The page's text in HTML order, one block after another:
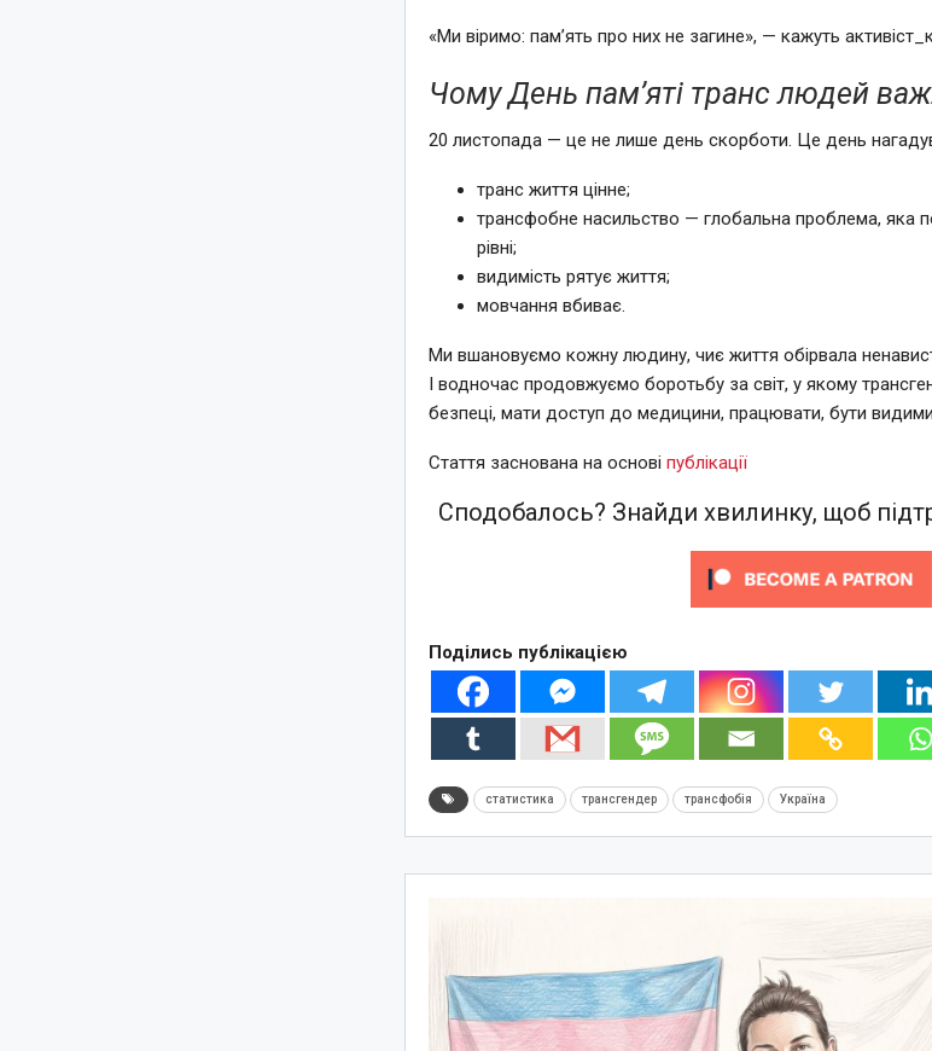
«Ми віримо: пам’ять про них не загине», — кажуть
Чому День пам’яті транс людей
20 листопада — це не лише день скорботи. Це день
транс життя цінне;
трансфобне насильство — глобальна проблема, яка
рівні;
видимість рятує життя;
мовчання вбиває.
Ми вшановуємо кожну людину, чиє життя обірвала
І водночас продовжуємо боротьбу за світ, у якому
безпеці, мати доступ до медицини, працювати, бути
Стаття заснована на основіпублікації
Сподобалось? Знайди хвилинку, щоб
Поділись публікацією
статистика трансгендер трансфобія Україна